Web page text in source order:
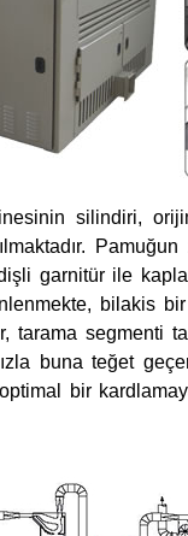
silindiri,
garnitür ile
bilakis
tarama segmenti
buna teğet
bir